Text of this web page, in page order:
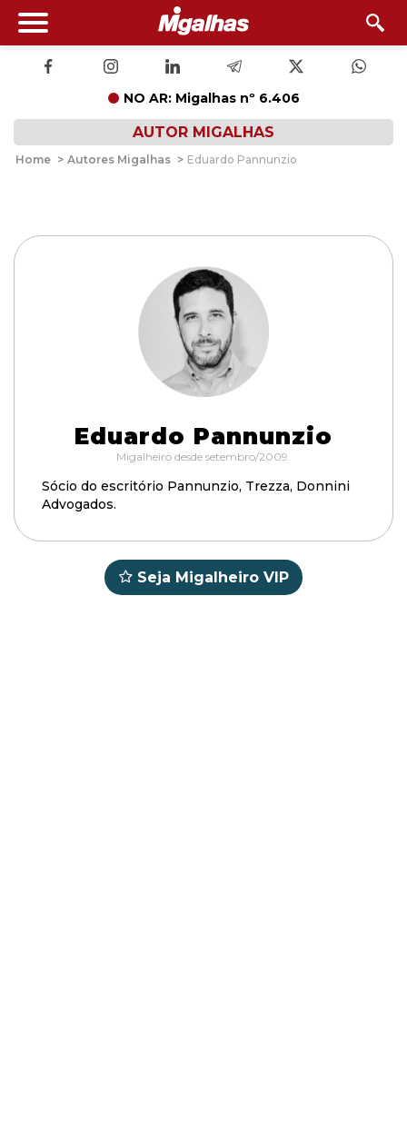
NO AR: Migalhas nº 6.406
AUTOR MIGALHAS
Home > Autores Migalhas > Eduardo Pannunzio
Eduardo Pannunzio
Migalheiro desde setembro/2009.
Sócio do escritório Pannunzio, Trezza, Donnini
Advogados.
Seja Migalheiro VIP